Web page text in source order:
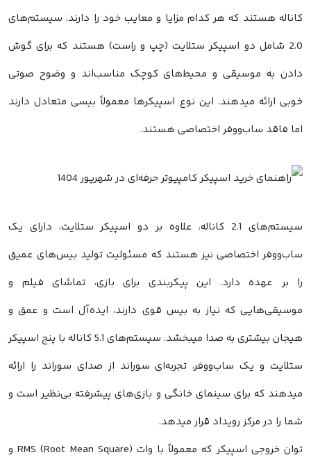
کاناله هستند که هر کدام مزایا و معایب خود را دارند. سیستم‌های
2.0 شامل دو اسپیکر ستلایت (چپ و راست) هستند که برای گوش
دادن به موسیقی و محیط‌های کوچک مناسب‌اند و وضوح صوتی
خوبی ارائه میدهند. این نوع اسپیکرها معمولاً بیسی متعادل دارند
اما فاقد ساب‌ووفر اختصاصی هستند.
سیستم‌های 2.1 کاناله، علاوه بر دو اسپیکر ستلایت، دارای یک
ساب‌ووفر اختصاصی نیز هستند که مسئولیت تولید بیس‌های عمیق
را بر عهده دارد. این پیکربندی برای بازی، تماشای فیلم و
موسیقی‌هایی که نیاز به بیس قوی دارند، ایده‌آل است و عمق و
هیجان بیشتری به صدا میبخشد. سیستم‌های 5.1 کاناله با پنج اسپیکر
ستلایت و یک ساب‌ووفر، تجربه‌ای سوراند از صدای سوراند را ارائه
میدهند که برای سینمای خانگی و بازی‌های پیشرفته بی‌نظیر است و
شما را در مرکز رویداد قرار میدهد.
توان خروجی اسپیکر که معمولاً با وات RMS (Root Mean Square) و